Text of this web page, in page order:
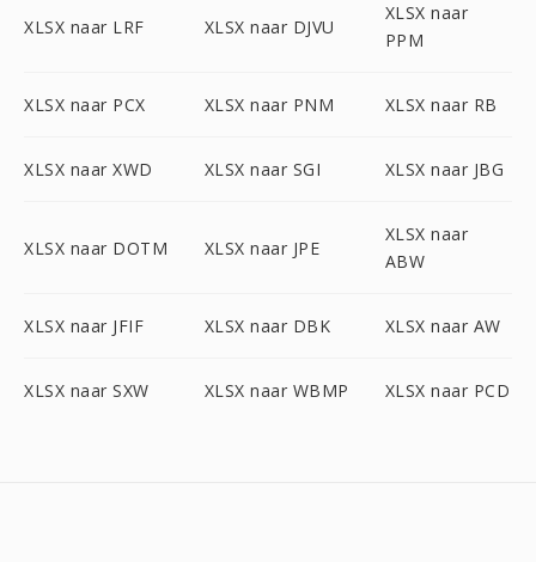
XLSX naar LRF XLSX naar DJVU
XLSX naar
PPM
XLSX naar PCX XLSX naar PNM XLSX naar RB
XLSX naar XWD XLSX naar SGI XLSX naar JBG
XLSX naar DOTM XLSX naar JPE
XLSX naar
ABW
XLSX naar JFIF XLSX naar DBK XLSX naar AW
XLSX naar SXW XLSX naar WBMP XLSX naar PCD